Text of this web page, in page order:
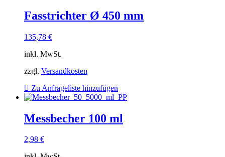
Fasstrichter Ø 450 mm
135,78 €
inkl. MwSt.
zzgl. Versandkosten
Zu Anfrageliste hinzufügen
Messbecher 100 ml
2,98 €